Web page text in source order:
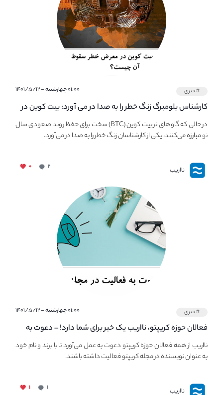
#خبری ۰۱:۰۰ چهارشنبه - ۱۴۰۱/۵/۱۲
کارشناس بلومبرگ زنگ خطر را به صدا در می آورد: بیت کوین در
معرض خطر سقوط بزرگ است - دلیل آن چیست؟در حالی که گاوهای نر بیت کوین (BTC) سخت برای حفظ روند صعودی سال
نو مبارزه می‌کنند، یکی از کارشناسان زنگ خطر را به صدا در می‌آورد.
نااریب ۲ ۰
#خبری ۰۱:۰۰ چهارشنبه - ۱۴۰۱/۵/۱۲
فعالان حوزه کریپتو، نااریب یک خبر برای شما دارد! – دعوت به
فعالیت در مجله کریپتو
نااریب از همه فعالان حوزه کریپتو دعوت به عمل می‌آورد تا با برند و نام خود
به عنوان نویسنده در مجله کریپتو فعالیت داشته باشند.
نااریب ۱ ۱